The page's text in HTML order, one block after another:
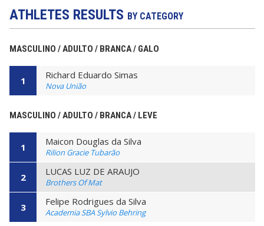
ATHLETES RESULTS BY CATEGORY
MASCULINO / ADULTO / BRANCA / GALO
1 Richard Eduardo Simas
Nova União
MASCULINO / ADULTO / BRANCA / LEVE
1 Maicon Douglas da Silva
Rilion Gracie Tubarão
2 LUCAS LUZ DE ARAUJO
Brothers Of Mat
3 Felipe Rodrigues da Silva
Academia SBA Sylvio Behring